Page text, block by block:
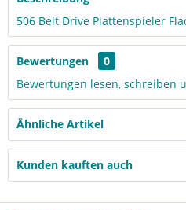
506 Belt Drive Plattenspieler
Bewertungen
0
Bewertungen lesen, schreiben
Ähnliche Artikel
Kunden kauften auch